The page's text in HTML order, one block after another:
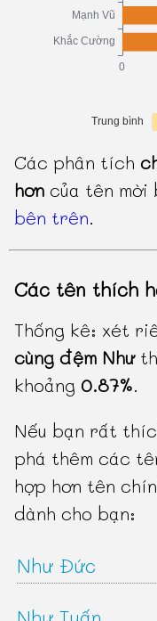
Các phân tích
hơn của tên mời
bên trên.
Các tên thích
Thống kê: xét
cùng đệm Như
khoảng0.87%.
Nếu bạn rất
phá thêm các
hợp hơn tên
dành cho bạn:
Như Đức